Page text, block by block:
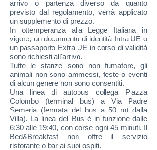
arrivo o partenza diverso da quanto
previsto dal regolamento, verrà applicato
un supplemento di prezzo.
In ottemperanza alla Legge Italiana in
vigore, un documento di identità Intra UE o
un passaporto Extra UE in corso di validità
sono richiesti all'arrivo.
Tutte le stanze sono non fumatore, gli
animali non sono ammessi, feste o eventi
di alcun genere non sono consentiti.
Una linea di autobus collega Piazza
Colombo (terminal bus) a Via Padre
Semeria (fermata del bus a 50 mt dalla
Villa). La linea del Bus è in funzione dalle
6:30 alle 19:40, con corse ogni 45 minuti. Il
Bed&Breakfast non offre il servizio
ristorante o bar ai suoi ospiti.